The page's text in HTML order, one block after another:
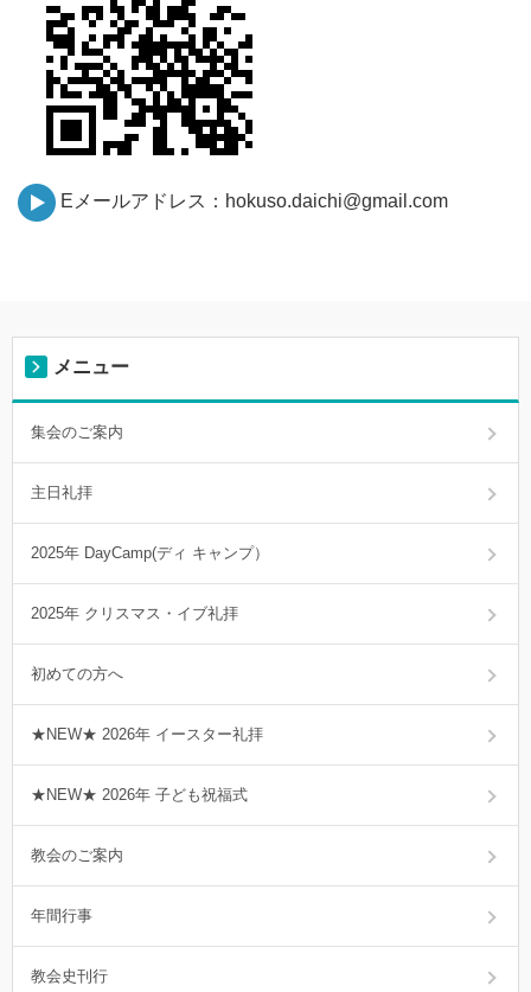
Eメールアドレス：hokuso.daichi@gmail.com
メニュー
集会のご案内
主日礼拝
2025年 DayCamp(ディ キャンプ）
2025年 クリスマス・イブ礼拝
初めての方へ
★NEW★ 2026年 イースター礼拝
★NEW★ 2026年 子ども祝福式
教会のご案内
年間行事
教会史刊行